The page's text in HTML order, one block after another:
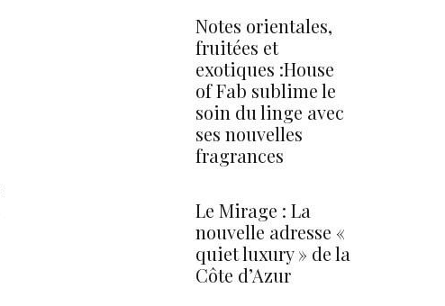
Notes orientales,
fruitées et
exotiques :House
of Fab sublime le
soin du linge avec
ses nouvelles
fragrances
Le Mirage : La
nouvelle adresse «
quiet luxury » de la
Côte d’Azur